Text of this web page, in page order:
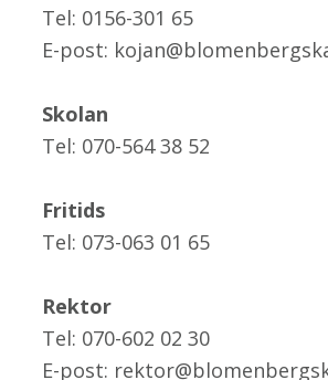
Tel: 0156-301 65
E-post:
Skolan
Tel: 070-564 38 52
Fritids
Tel: 073-063 01 65
Rektor
Tel: 070-602 02 30
E-post: